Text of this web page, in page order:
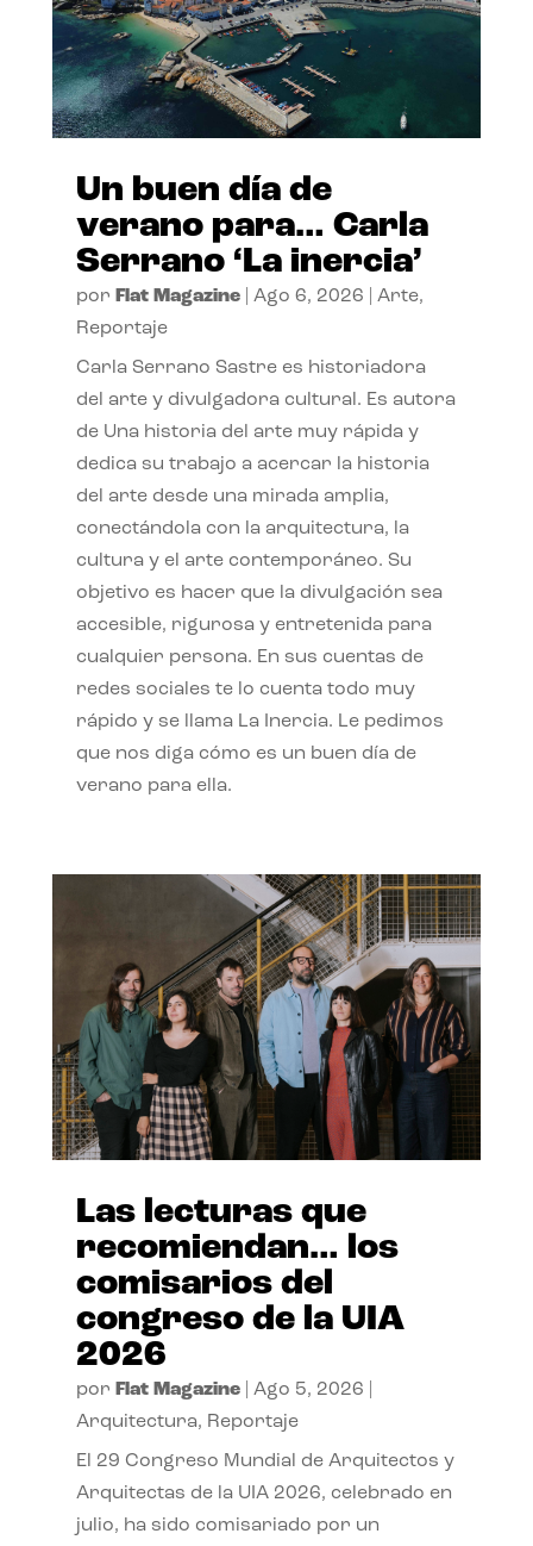
Un buen día de
verano para… Carla
Serrano ‘La inercia’
por Flat Magazine| Ago 6, 2026 Arte,
Reportaje
Carla Serrano Sastre es historiadora
del arte y divulgadora cultural. Es autora
de Una historia del arte muy rápida y
dedica su trabajo a acercar la historia
del arte desde una mirada amplia,
conectándola con la arquitectura, la
cultura y el arte contemporáneo. Su
objetivo es hacer que la divulgación sea
accesible, rigurosa y entretenida para
cualquier persona. En sus cuentas de
redes sociales te lo cuenta todo muy
rápido y se llama La Inercia. Le pedimos
que nos diga cómo es un buen día de
verano para ella.
Las lecturas que
recomiendan… los
comisarios del
congreso de la UIA
2026
por Flat Magazine| Ago 5, 2026
Arquitectura, Reportaje
El 29 Congreso Mundial de Arquitectos y
Arquitectas de la UIA 2026, celebrado en
julio, ha sido comisariado por un